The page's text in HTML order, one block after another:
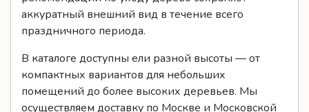
В каталоге доступны ели разной высоты — от
компактных вариантов для небольших
помещений до более высоких деревьев. Мы
осуществляем доставку по Москве и Московской
области, бережно транспортируем ёлки и при
необходимости помогаем с установкой.